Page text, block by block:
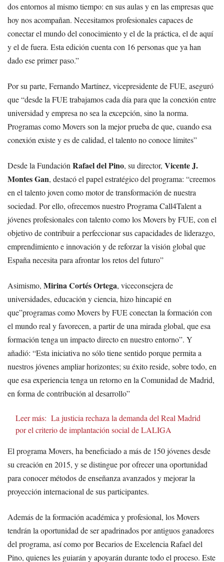
dos entornos al mismo tiempo: en sus aulas y en las empresas que
hoy nos acompañan. Necesitamos profesionales capaces de
conectar el mundo del conocimiento y el de la práctica, el de aquí
y el de fuera. Esta edición cuenta con 16 personas que ya han
dado ese primer paso.”
Por su parte, Fernando Martínez, vicepresidente de FUE, aseguró
que “desde la FUE trabajamos cada día para que la conexión entre
universidad y empresa no sea la excepción, sino la norma.
Programas como Movers son la mejor prueba de que, cuando esa
conexión existe y es de calidad, el talento no conoce límites”
Desde la Fundación Rafael del Pino, su director, Vicente J.
Montes Gan, destacó el papel estratégico del programa: “creemos
en el talento joven como motor de transformación de nuestra
sociedad. Por ello, ofrecemos nuestro Programa Call4Talent a
jóvenes profesionales con talento como los Movers by FUE, con el
objetivo de contribuir a perfeccionar sus capacidades de liderazgo,
emprendimiento e innovación y de reforzar la visión global que
España necesita para afrontar los retos del futuro”
Asimismo, Mirina Cortés Ortega, viceconsejera de
universidades, educación y ciencia, hizo hincapié en
que”programas como Movers by FUE conectan la formación con
el mundo real y favorecen, a partir de una mirada global, que esa
formación tenga un impacto directo en nuestro entorno”. Y
añadió: “Esta iniciativa no sólo tiene sentido porque permita a
nuestros jóvenes ampliar horizontes; su éxito reside, sobre todo, en
que esa experiencia tenga un retorno en la Comunidad de Madrid,
en forma de contribución al desarrollo”
Leer más: La justicia rechaza la demanda del Real Madrid
por el criterio de implantación social de LALIGA
El programa Movers, ha beneficiado a más de 150 jóvenes desde
su creación en 2015, y se distingue por ofrecer una oportunidad
para conocer métodos de enseñanza avanzados y mejorar la
proyección internacional de sus participantes.
Además de la formación académica y profesional, los Movers
tendrán la oportunidad de ser apadrinados por antiguos ganadores
del programa, así como por Becarios de Excelencia Rafael del
Pino, quienes les guiarán y apoyarán durante todo el proceso. Este